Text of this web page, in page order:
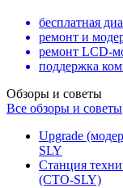
бесплатная
ремонт и
ремонт LCD-
поддержка
Обзоры и советы
Все обзоры и советы
Upgrade
SLY
Станция
(СТО-SLY)